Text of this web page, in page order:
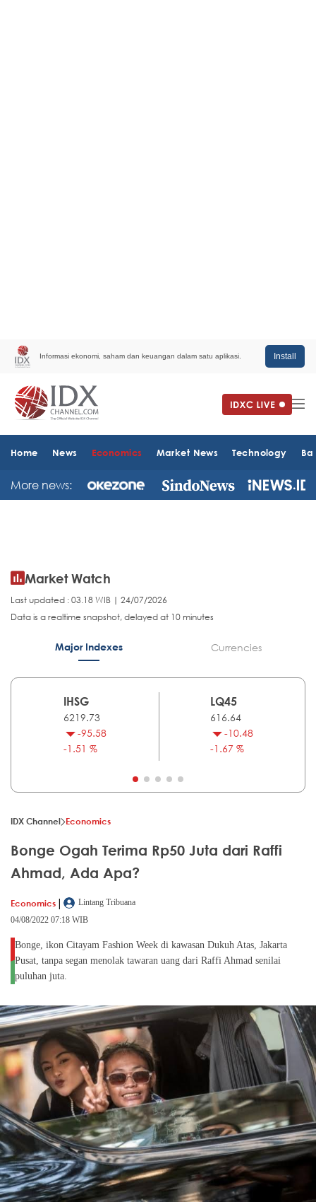
Informasi ekonomi, saham dan keuangan dalam satu aplikasi. Install
Home News Economics Market News Technology
More news:
Market Watch
Last updated : 03.18 WIB | 24/07/2026
Data is a realtime snapshot, delayed at 10 minutes
Major Indexes Currencies
IHSG
6219.73
-95.58
-1.51 %
LQ45
616.64
-10.48
-1.67 %
IDX Channel Economics
Bonge Ogah Terima Rp50 Juta dari Raffi
Ahmad, Ada Apa?
Economics |
Lintang Tribuana
04/08/2022 07:18 WIB
Bonge, ikon Citayam Fashion Week di kawasan Dukuh Atas, Jakarta
Pusat, tanpa segan menolak tawaran uang dari Raffi Ahmad senilai
puluhan juta.